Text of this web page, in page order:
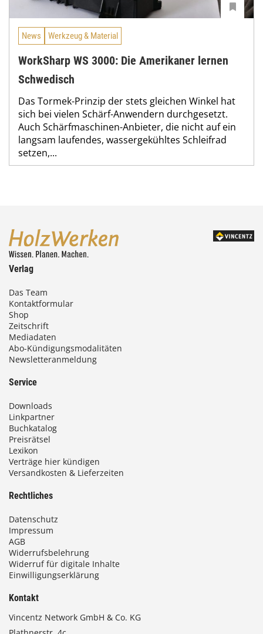
News Werkzeug & Material
WorkSharp WS 3000: Die Amerikaner lernen
Schwedisch
Das Tormek-Prinzip der stets gleichen Winkel hat
sich bei vielen Schärf-Anwendern durchgesetzt.
Auch Schärfmaschinen-Anbieter, die nicht auf ein
langsam laufendes, wassergekühltes Schleifrad
setzen,...
Verlag
Das Team
Kontaktformular
Shop
Zeitschrift
Mediadaten
Abo-Kündigungsmodalitäten
Newsletteranmeldung
Service
Downloads
Linkpartner
Buchkatalog
Preisrätsel
Lexikon
Verträge hier kündigen
Versandkosten & Lieferzeiten
Rechtliches
Datenschutz
Impressum
AGB
Widerrufsbelehrung
Widerruf für digitale Inhalte
Einwilligungserklärung
Kontakt
Vincentz Network GmbH & Co. KG